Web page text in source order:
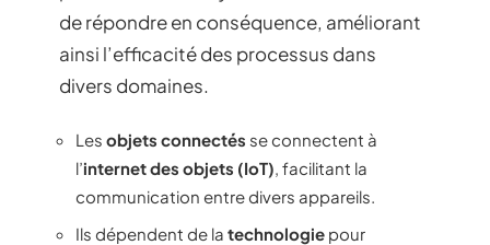
de répondre en conséquence, améliorant
ainsi l’efficacité des processus dans
divers domaines.
Les objets connectés se connectent à
l’internet des objets (IoT), facilitant la
communication entre divers appareils.
Ils dépendent de la technologie pour